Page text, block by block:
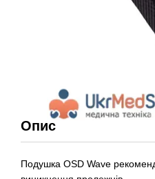
Опис
Подушка OSD Wave